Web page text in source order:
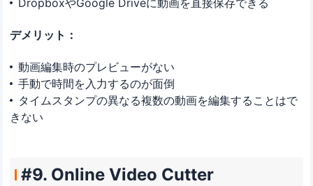
デメリット：
動画編集時のプレビューがない
手動で時間を入力するのが面倒
タイムスタンプの異なる複数の動画を編集することはで
きない
#9. Online Video Cutter